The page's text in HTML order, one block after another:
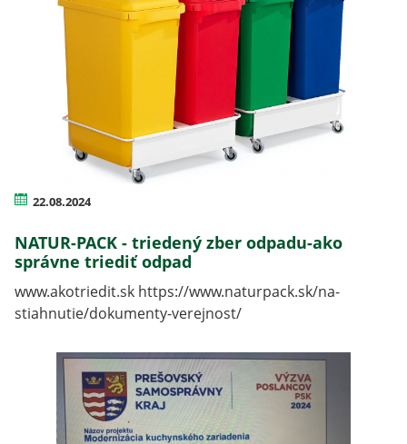
22.08.2024
NATUR-PACK - triedený zber odpadu-ako
správne triediť odpad
www.akotriedit.sk https://www.naturpack.sk/na-
stiahnutie/dokumenty-verejnost/